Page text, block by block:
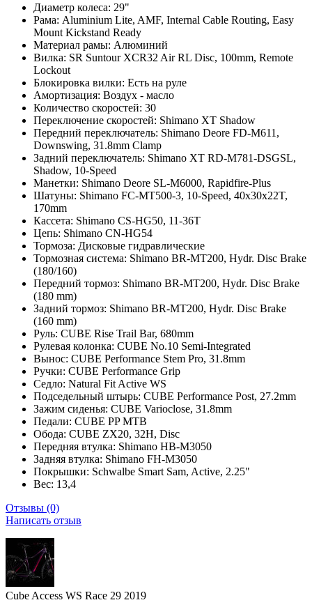
Диаметр колеса: 29"
Рама: Aluminium Lite, AMF, Internal Cable Routing, Easy
Mount Kickstand Ready
Материал рамы: Алюминий
Вилка: SR Suntour XCR32 Air RL Disc, 100mm, Remote
Lockout
Блокировка вилки: Есть на руле
Амортизация: Воздух - масло
Количество скоростей: 30
Переключение скоростей: Shimano XT Shadow
Передний переключатель: Shimano Deore FD-M611,
Downswing, 31.8mm Clamp
Задний переключатель: Shimano XT RD-M781-DSGSL,
Shadow, 10-Speed
Манетки: Shimano Deore SL-M6000, Rapidfire-Plus
Шатуны: Shimano FC-MT500-3, 10-Speed, 40x30x22T,
170mm
Кассета: Shimano CS-HG50, 11-36T
Цепь: Shimano CN-HG54
Тормоза: Дисковые гидравлические
Тормозная система: Shimano BR-MT200, Hydr. Disc Brake
(180/160)
Передний тормоз: Shimano BR-MT200, Hydr. Disc Brake
(180 mm)
Задний тормоз: Shimano BR-MT200, Hydr. Disc Brake
(160 mm)
Руль: CUBE Rise Trail Bar, 680mm
Рулевая колонка: CUBE No.10 Semi-Integrated
Вынос: CUBE Performance Stem Pro, 31.8mm
Ручки: CUBE Performance Grip
Седло: Natural Fit Active WS
Подседельный штырь: CUBE Performance Post, 27.2mm
Зажим сиденья: CUBE Varioclose, 31.8mm
Педали: CUBE PP MTB
Обода: CUBE ZX20, 32H, Disc
Передняя втулка: Shimano HB-M3050
Задняя втулка: Shimano FH-M3050
Покрышки: Schwalbe Smart Sam, Active, 2.25"
Вес: 13,4
Отзывы (0)
Написать отзыв
Cube Access WS Race 29 2019